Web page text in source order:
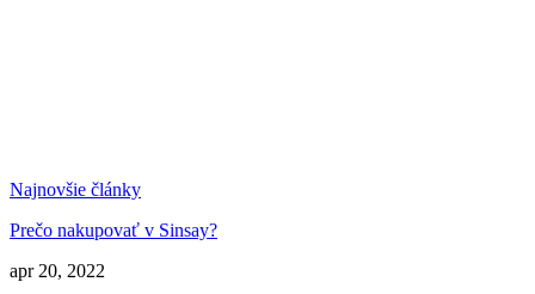
Najnovšie články
Prečo nakupovať v Sinsay?
apr 20, 2022